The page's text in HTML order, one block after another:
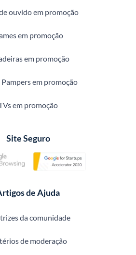
ouvido em promoção
em promoção
em promoção
em promoção
em promoção
Site Seguro
de Ajuda
da comunidade
de moderação